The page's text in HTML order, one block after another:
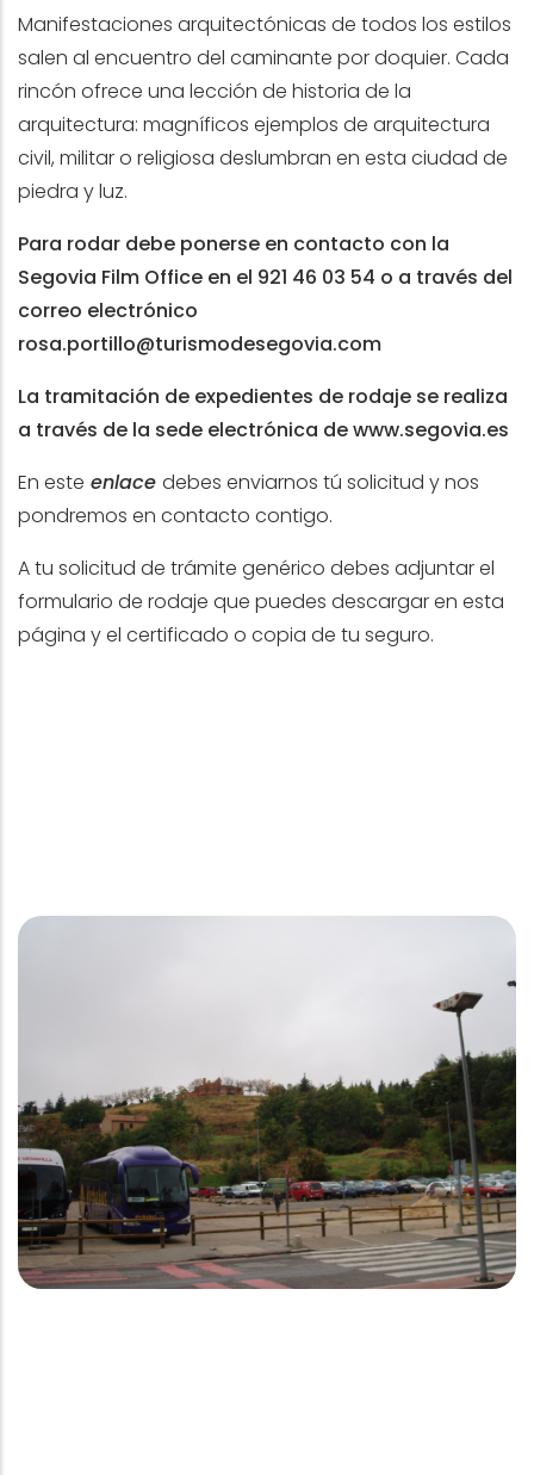
Manifestaciones arquitectónicas de todos los estilos
salen al encuentro del caminante por doquier. Cada
rincón ofrece una lección de historia de la
arquitectura: magníficos ejemplos de arquitectura
civil, militar o religiosa deslumbran en esta ciudad de
piedra y luz.
Para rodar debe ponerse en contacto con la
Segovia Film Office en el 921 46 03 54 o a través del
correo electrónico
rosa.portillo@turismodesegovia.com
La tramitación de expedientes de rodaje se realiza
a través de la sede electrónica dewww.segovia.es
En este enlace debes enviarnos tú solicitud y nos
pondremos en contacto contigo.
A tu solicitud de trámite genérico debes adjuntar el
formulario de rodaje que puedes descargar en esta
página y el certificado o copia de tu seguro.